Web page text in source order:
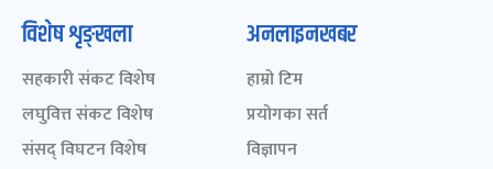
विशेष शृङ्खला
सहकारी संकट विशेष
लघुवित्त संकट विशेष
संसद् विघटन विशेष
अनलाइनखबर
हाम्रो टिम
प्रयोगका सर्त
विज्ञापन